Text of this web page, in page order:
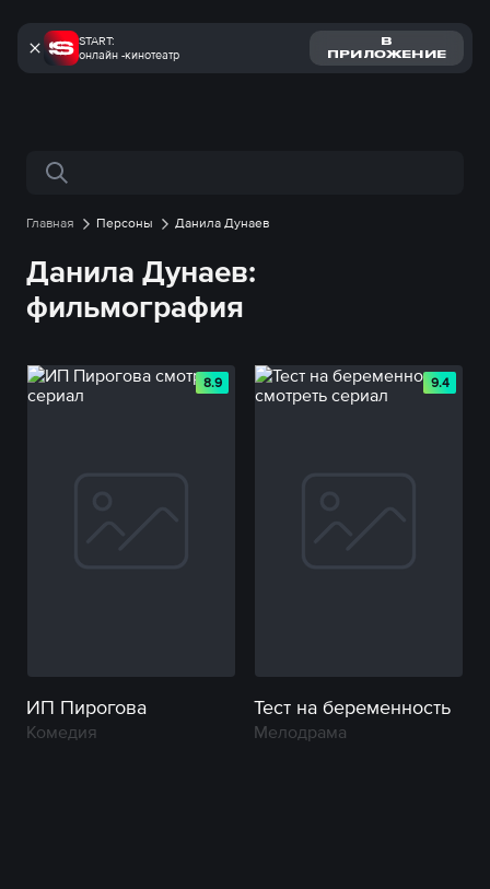
START:
онлайн -кинотеатр
В
ПРИЛОЖЕНИЕ
Поиск по сайту
Главная Персоны Данила Дунаев
Данила Дунаев:
фильмография
8.9
ИП Пирогова
Комедия
9.4
Тест на беременность
Мелодрама